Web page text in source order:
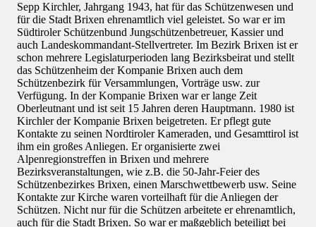
Sepp Kirchler, Jahrgang 1943, hat für das Schützenwesen und
für die Stadt Brixen ehrenamtlich viel geleistet. So war er im
Südtiroler Schützenbund Jungschützenbetreuer, Kassier und
auch Landeskommandant-Stellvertreter. Im Bezirk Brixen ist er
schon mehrere Legislaturperioden lang Bezirksbeirat und stellt
das Schützenheim der Kompanie Brixen auch dem
Schützenbezirk für Versammlungen, Vorträge usw. zur
Verfügung. In der Kompanie Brixen war er lange Zeit
Oberleutnant und ist seit 15 Jahren deren Hauptmann. 1980 ist
Kirchler der Kompanie Brixen beigetreten. Er pflegt gute
Kontakte zu seinen Nordtiroler Kameraden, und Gesamttirol ist
ihm ein großes Anliegen. Er organisierte zwei
Alpenregionstreffen in Brixen und mehrere
Bezirksveranstaltungen, wie z.B. die 50-Jahr-Feier des
Schützenbezirkes Brixen, einen Marschwettbewerb usw. Seine
Kontakte zur Kirche waren vorteilhaft für die Anliegen der
Schützen. Nicht nur für die Schützen arbeitete er ehrenamtlich,
auch für die Stadt Brixen. So war er maßgeblich beteiligt bei